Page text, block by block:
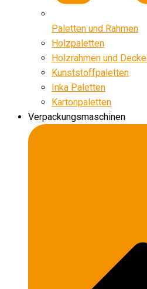
Paletten und Rahmen
Holzpaletten
Holzrahmen und Deckel
Kunststoffpaletten
Inka Paletten
Kartonpaletten
Verpackungsmaschinen